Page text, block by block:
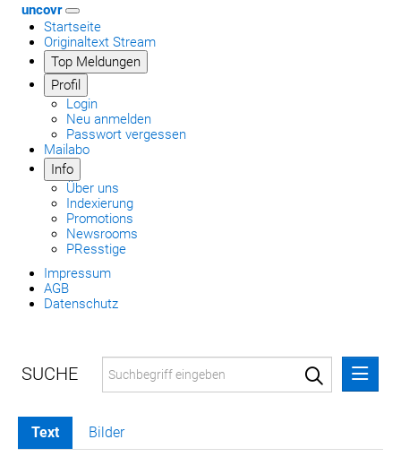
uncovr
Startseite
Originaltext Stream
Top Meldungen
Profil
Login
Neu anmelden
Passwort vergessen
Mailabo
Info
Über uns
Indexierung
Promotions
Newsrooms
PResstige
Impressum
AGB
Datenschutz
MELDUNGEN
Text Bilder